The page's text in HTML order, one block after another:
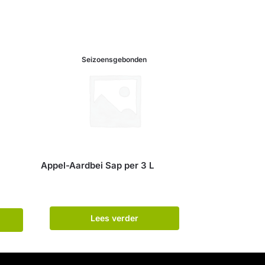
Seizoensgebonden
Appel-Aardbei Sap per 3 L
Lees verder